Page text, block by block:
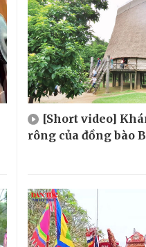
[Short video]
rông của đồng bào